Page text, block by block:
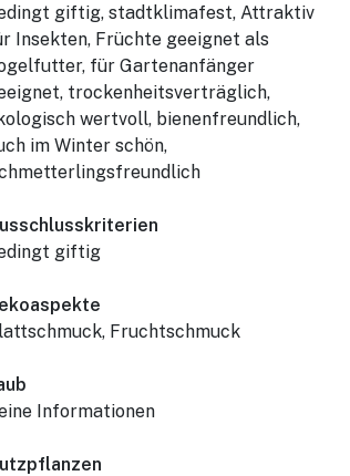
giftig, stadtklimafest, Attraktiv
Insekten, Früchte geeignet als
für Gartenanfänger
trockenheitsverträglich,
wertvoll, bienenfreundlich,
im Winter schön,
giftig
Fruchtschmuck
Informationen